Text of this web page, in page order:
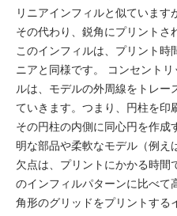
リニアインフィルと似ています
その代わり、鋭角にプリントさ
このインフィルは、プリント時
ニアと同様です。 コンセント
ルは、モデルの外周線をトレー
ていきます。つまり、円柱を印
その円柱の内側に同心円を作成
明な部品や柔軟なモデル（例え
欠点は、プリントにかかる時
のインフィルパターンに比べて
角形のグリッドをプリントする